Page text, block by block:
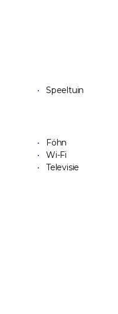
Speeltuin
Föhn
Wi-Fi
Televisie